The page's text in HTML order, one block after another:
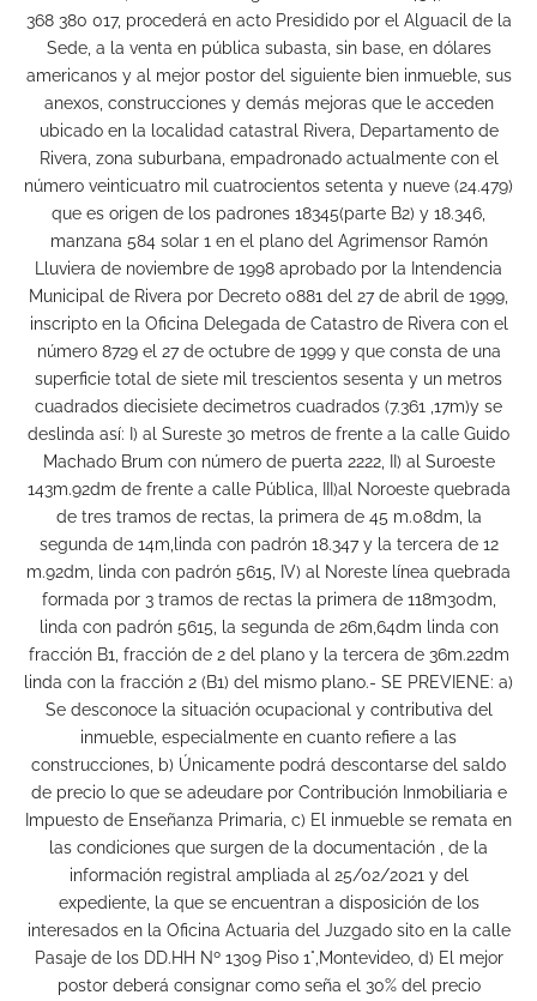
368 380 017, procederá en acto Presidido por el Alguacil de la
Sede, a la venta en pública subasta, sin base, en dólares
americanos y al mejor postor del siguiente bien inmueble, sus
anexos, construcciones y demás mejoras que le acceden
ubicado en la localidad catastral Rivera, Departamento de
Rivera, zona suburbana, empadronado actualmente con el
número veinticuatro mil cuatrocientos setenta y nueve (24.479)
que es origen de los padrones 18345(parte B2) y 18.346,
manzana 584 solar 1 en el plano del Agrimensor Ramón
Lluviera de noviembre de 1998 aprobado por la Intendencia
Municipal de Rivera por Decreto 0881 del 27 de abril de 1999,
inscripto en la Oficina Delegada de Catastro de Rivera con el
número 8729 el 27 de octubre de 1999 y que consta de una
superficie total de siete mil trescientos sesenta y un metros
cuadrados diecisiete decimetros cuadrados (7.361 ,17m)y se
deslinda así: I) al Sureste 30 metros de frente a la calle Guido
Machado Brum con número de puerta 2222, II) al Suroeste
143m.92dm de frente a calle Pública, III)al Noroeste quebrada
de tres tramos de rectas, la primera de 45 m.08dm, la
segunda de 14m,linda con padrón 18.347 y la tercera de 12
m.92dm, linda con padrón 5615, IV) al Noreste línea quebrada
formada por 3 tramos de rectas la primera de 118m30dm,
linda con padrón 5615, la segunda de 26m,64dm linda con
fracción B1, fracción de 2 del plano y la tercera de 36m.22dm
linda con la fracción 2 (B1) del mismo plano.- SE PREVIENE: a)
Se desconoce la situación ocupacional y contributiva del
inmueble, especialmente en cuanto refiere a las
construcciones, b) Únicamente podrá descontarse del saldo
de precio lo que se adeudare por Contribución Inmobiliaria e
Impuesto de Enseñanza Primaria, c) El inmueble se remata en
las condiciones que surgen de la documentación , de la
información registral ampliada al 25/02/2021 y del
expediente, la que se encuentran a disposición de los
interesados en la Oficina Actuaria del Juzgado sito en la calle
Pasaje de los DD.HH Nº 1309 Piso 1°,Montevideo, d) El mejor
postor deberá consignar como seña el 30% del precio